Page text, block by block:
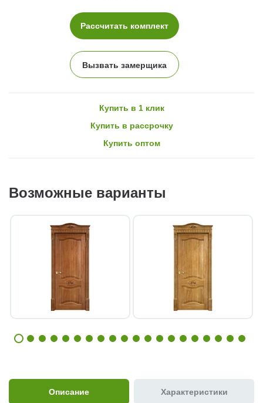
Рассчитать комплект
Вызвать замерщика
Купить в 1 клик
Купить в рассрочку
Купить оптом
Возможные варианты
Описание Характеристики